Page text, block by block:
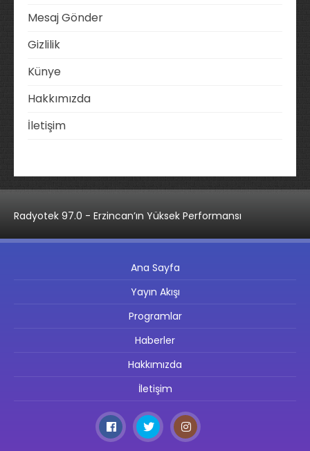
Mesaj Gönder
Gizlilik
Künye
Hakkımızda
İletişim
Radyotek 97.0 - Erzincan’ın Yüksek Performansı
Ana Sayfa
Yayın Akışı
Programlar
Haberler
Hakkımızda
İletişim